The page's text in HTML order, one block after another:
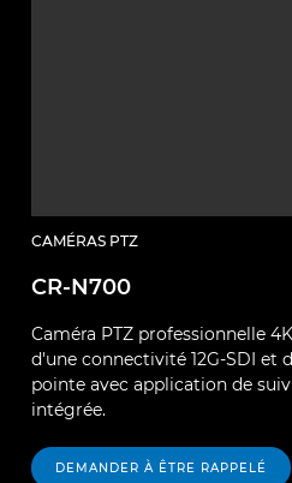
CAMÉRAS PTZ
CR-N700
Caméra PTZ professionnelle
d'une connectivité 12G-SDI et
pointe avec application de
intégrée.
DEMANDER À ÊTRE RAPPELÉ